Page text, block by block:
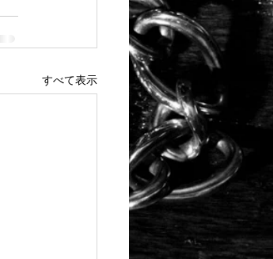
すべて表示